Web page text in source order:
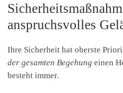
anspruchsvolles
Ihre Sicherheit hat oberste
der gesamten Begehung einen
besteht immer.